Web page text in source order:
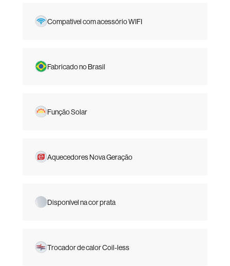
Compatível com acessório WIFI
Fabricado no Brasil
Função Solar
Aquecedores Nova Geração
Disponível na cor prata
Trocador de calor Coil-less